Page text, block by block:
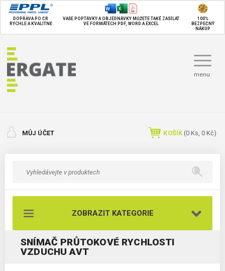
DOPRAVA PO ČR
RYCHLE A KVALITNĚ
VAŠE POPTÁVKY A OBJEDNÁVKY MŮŽETE TAKÉ ZASÍLAT
VE FORMÁTECH PDF, WORD A EXCEL
100%
BEZPEČNÝ
NÁKUP
menu
MŮJ ÚČET KOŠÍK (0 Ks, 0 Kč)
ZOBRAZIT KATEGORIE
SNÍMAČ PRŮTOKOVÉ RYCHLOSTI
VZDUCHU AVT